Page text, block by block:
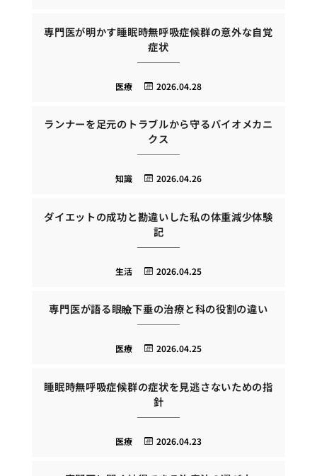
専門医が明かす睡眠時無呼吸症候群の意外な自覚
症状
2026.04.28
医療
ランナーを足元のトラブルから守るバイオメカニ
クス
2026.04.26
知識
ダイエットの成功と勘違いした私の体重減少体験
記
2026.04.25
生活
専門医が語る眼瞼下垂の治療と科の役割の違い
2026.04.25
医療
睡眠時無呼吸症候群の症状を見逃さないための指
針
2026.04.23
医療